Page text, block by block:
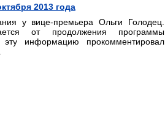
2013 года
у вице-премьера Ольги Голодец.
от продолжения программы
информацию прокомментировал